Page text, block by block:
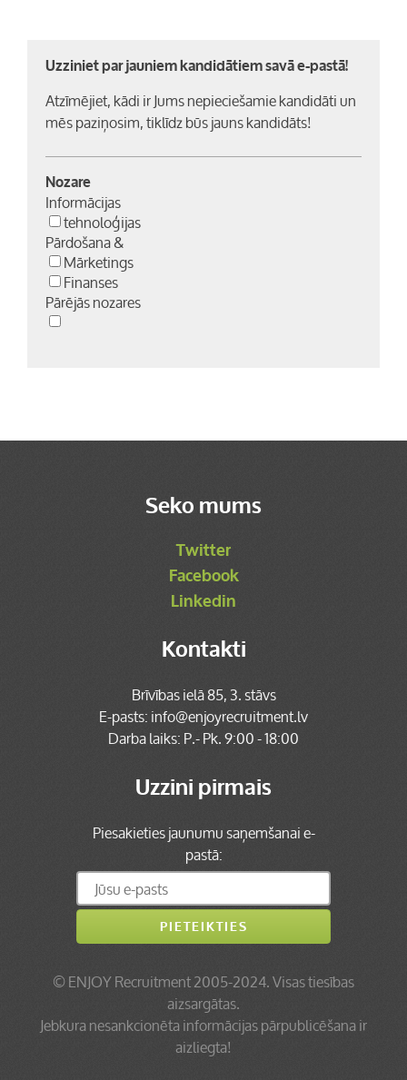
Uzziniet par jauniem kandidātiem savā e-pastā!
Atzīmējiet, kādi ir Jums nepieciešamie kandidāti un
mēs paziņosim, tiklīdz būs jauns kandidāts!
Nozare
Informācijas
tehnoloģijas
Pārdošana &
Mārketings
Finanses
Pārējās nozares
Seko mums
Twitter
Facebook
Linkedin
Kontakti
Brīvības ielā 85, 3. stāvs
E-pasts:info@enjoyrecruitment.lv
Darba laiks: P.- Pk. 9:00 - 18:00
Uzzini pirmais
Piesakieties jaunumu saņemšanai e-
pastā:
©ENJOY Recruitment2005-2024. Visas tiesības
aizsargātas.
Jebkura nesankcionēta informācijas pārpublicēšana ir
aizliegta!